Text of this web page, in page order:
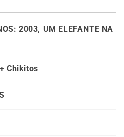
2003, UM ELEFANTE NA
Chikitos